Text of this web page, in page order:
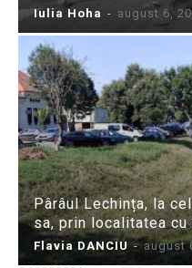
Iulia Hoha - august 6,
Pârâul Lechința, la
sa, prin localitatea cu
Flavia DANCIU - august